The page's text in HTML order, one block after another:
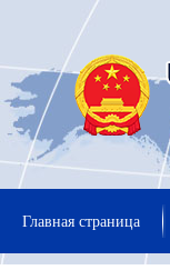
Главная страница